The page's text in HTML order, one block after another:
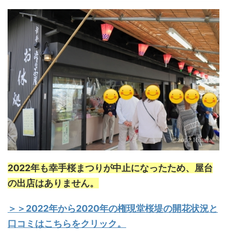
2022年も幸手桜まつりが中止になったため、屋台
の出店はありません。
＞＞2022年から2020年の権現堂桜堤の開花状況と
口コミはこちらをクリック。